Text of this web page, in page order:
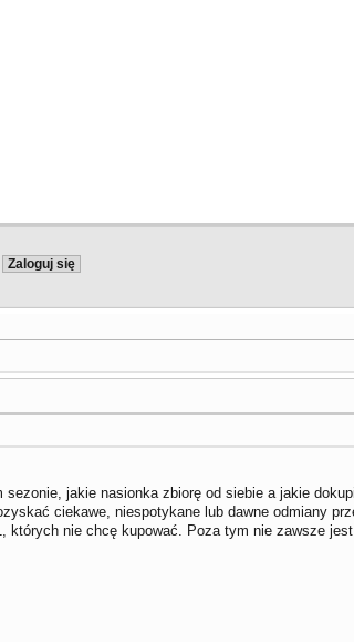
jakie nasionka zbiorę od siebie a jakie
ciekawe, niespotykane lub dawne odmiany
których nie chcę kupować. Poza tym nie zawsze